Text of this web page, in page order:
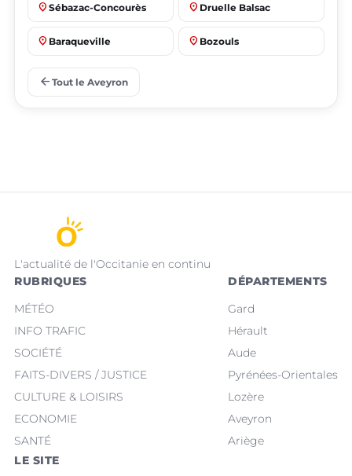
place Sébazac-Concourès place Druelle Balsac
place Baraqueville place Bozouls
place
arrow_back Tout le Aveyron
L'actualité de l'Occitanie en continu
RUBRIQUES
MÉTÉO
INFO TRAFIC
SOCIÉTÉ
FAITS-DIVERS / JUSTICE
CULTURE & LOISIRS
ECONOMIE
SANTÉ
DÉPARTEMENTS
Gard
Hérault
Aude
Pyrénées-Orientales
Lozère
Aveyron
Ariège
LE SITE